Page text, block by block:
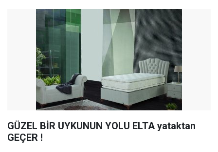
GÜZEL BİR UYKUNUN YOLU ELTA yataktan
GEÇER !